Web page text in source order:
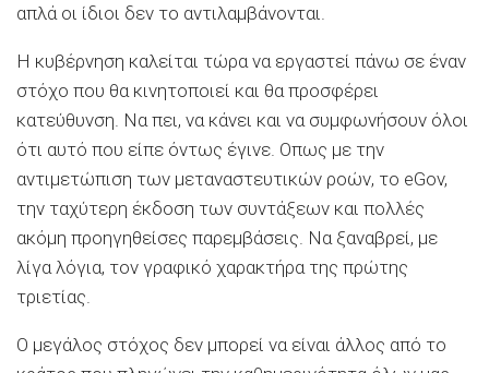
απλά οι ίδιοι δεν το αντιλαμβάνονται.
Η κυβέρνηση καλείται τώρα να εργαστεί πάνω σε έναν
στόχο που θα κινητοποιεί και θα προσφέρει
κατεύθυνση. Να πει, να κάνει και να συμφωνήσουν όλοι
ότι αυτό που είπε όντως έγινε. Οπως με την
αντιμετώπιση των μεταναστευτικών ροών, το eGov,
την ταχύτερη έκδοση των συντάξεων και πολλές
ακόμη προηγηθείσες παρεμβάσεις. Να ξαναβρεί, με
λίγα λόγια, τον γραφικό χαρακτήρα της πρώτης
τριετίας.
Ο μεγάλος στόχος δεν μπορεί να είναι άλλος από το